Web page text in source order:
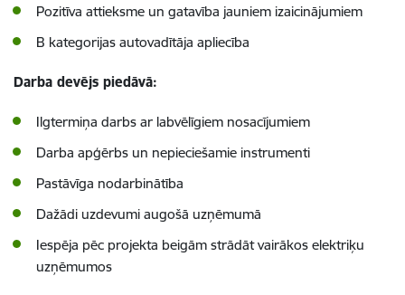
Pozitīva attieksme un gatavība jauniem izaicinājumiem
B kategorijas autovadītāja apliecība
Darba devējs piedāvā:
Ilgtermiņa darbs ar labvēlīgiem nosacījumiem
Darba apģērbs un nepieciešamie instrumenti
Pastāvīga nodarbinātība
Dažādi uzdevumi augošā uzņēmumā
Iespēja pēc projekta beigām strādāt vairākos elektriķu
uzņēmumos